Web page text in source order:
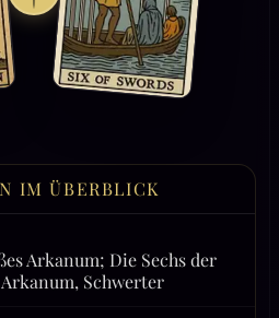
IM ÜBERBLICK
Arkanum; Die Sechs der
Schwerter